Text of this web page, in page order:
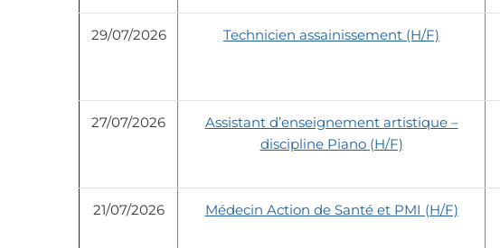
29/07/2026 Technicien assainissement (H/F)
27/07/2026
Assistant d’enseignement artistique –
discipline Piano (H/F)
21/07/2026 Médecin Action de Santé et PMI (H/F)